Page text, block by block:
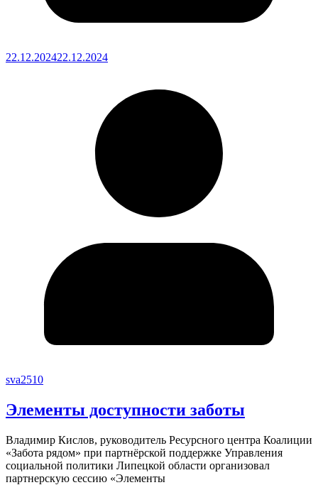
22.12.202422.12.2024
sva2510
Элементы доступности заботы
Владимир Кислов, руководитель Ресурсного центра Коалиции
«Забота рядом» при партнёрской поддержке Управления
социальной политики Липецкой области организовал
партнерскую сессию «Элементы